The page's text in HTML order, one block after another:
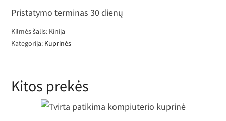
Pristatymo terminas 30 dienų
Kilmės šalis: Kinija
Kategorija: Kuprinės
Kitos prekės